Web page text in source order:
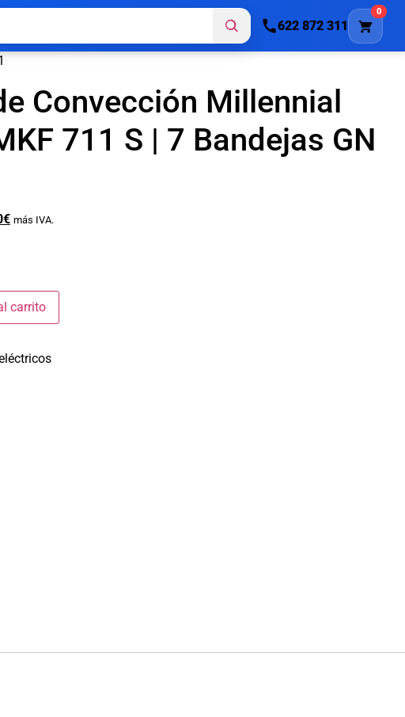
622 872 311
0
Convección Millennial
711 S | 7 Bandejas GN
€ más IVA.
carrito